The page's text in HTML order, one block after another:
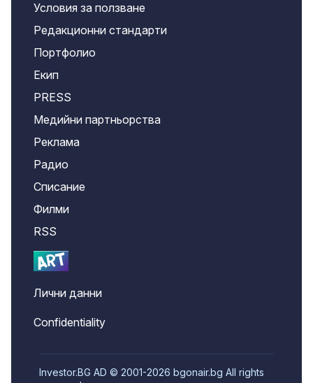
Условия за ползване
Редакционни стандарти
Портфолио
Екип
PRESS
Медийни партньорства
Реклама
Радио
Списание
Филми
RSS
Лични данни
Confidentiality
Investor.BG AD © 2001-2026 bgonair.bg All rights